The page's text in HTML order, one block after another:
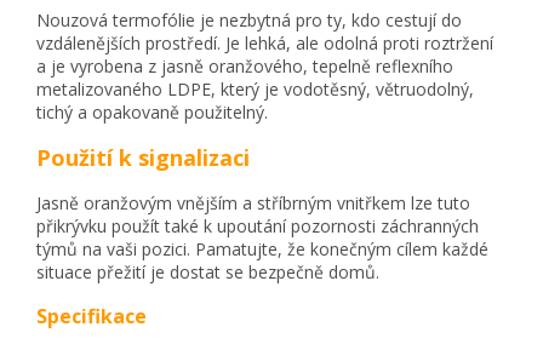
Nouzová termofólie je nezbytná pro ty, kdo cestují do
vzdálenějších prostředí. Je lehká, ale odolná proti roztržení
a je vyrobena z jasně oranžového, tepelně reflexního
metalizovaného LDPE, který je vodotěsný, větruodolný,
tichý a opakovaně použitelný.
Použití k signalizaci
Jasně oranžovým vnějším a stříbrným vnitřkem lze tuto
přikrývku použít také k upoutání pozornosti záchranných
týmů na vaši pozici. Pamatujte, že konečným cílem každé
situace přežití je dostat se bezpečně domů.
Specifikace